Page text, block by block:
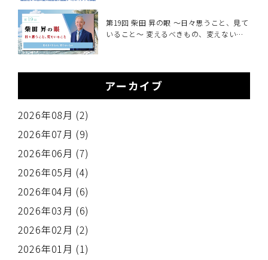
第19回 柴田 昇の眼 ～日々思うこと、見て
いること～ 変えるべきもの、変えないも
アーカイブ
2026年08月 (2)
2026年07月 (9)
2026年06月 (7)
2026年05月 (4)
2026年04月 (6)
2026年03月 (6)
2026年02月 (2)
2026年01月 (1)